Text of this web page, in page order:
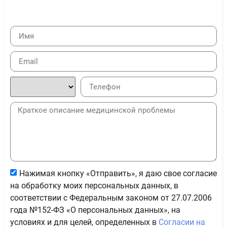
Нажимая кнопку «Отправить», я даю свое согласие
на обработку моих персональных данных, в
соответствии с Федеральным законом от 27.07.2006
года №152-ФЗ «О персональных данных», на
условиях и для целей, определенных в Согласии на